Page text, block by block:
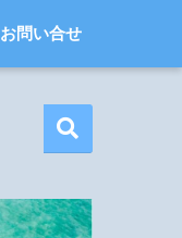
お問い合せ